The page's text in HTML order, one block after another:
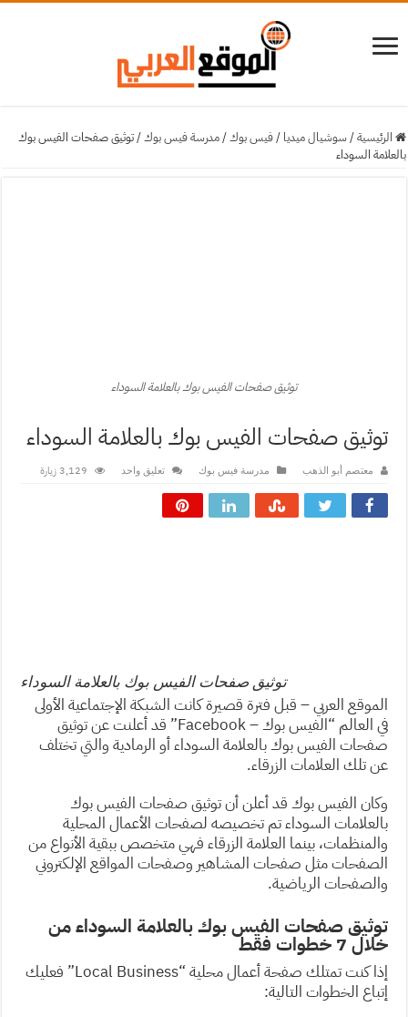
الرئيسية/ سوشيال ميديا /فيس بوك/مدرسة فيس بوك/توثيق صفحات الفيس بوك
بالعلامة السوداء
توثيق صفحات الفيس بوك بالعلامة السوداء
توثيق صفحات الفيس بوك بالعلامة السوداء
معتصم أبو الذهب مدرسة فيس بوك تعليق واحد 3,129 زيارة
توثيق صفحات الفيس بوك بالعلامة السوداء
الموقع العربي – قبل فترة قصيرة كانت الشبكة الإجتماعية الأولى
في العالم “الفيس بوك – Facebook” قد أعلنت عن توثيق
صفحات الفيس بوك بالعلامة السوداء أو الرمادية والتي تختلف
عن تلك العلامات الزرقاء.
وكان الفيس بوك قد أعلن أن توثيق صفحات الفيس بوك
بالعلامات السوداء تم تخصيصه لصفحات الأعمال المحلية
والمنظمات، بينما العلامة الزرقاء فهي متخصص ببقية الأنواع من
الصفحات مثل صفحات المشاهير وصفحات المواقع الإلكتروني
والصفحات الرياضية.
توثيق صفحات الفيس بوك بالعلامة السوداء من
خلال 7 خطوات فقط
إذا كنت تمتلك صفحة أعمال محلية “Local Business” فعليك
إتباع الخطوات التالية: